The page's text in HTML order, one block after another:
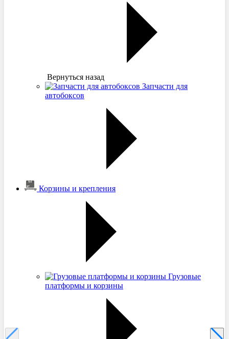
Вернуться назад
Запчасти для
автобоксов
Корзины и крепления
Грузовые
платформы и корзины